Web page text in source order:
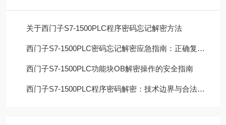
关于西门子S7-1500PLC程序密码忘记解密方法
西门子S7-1500PLC密码忘记解密应急指南：正确复位流程与数据取舍
西门子S7-1500PLC功能块OB解密操作的安全指南
西门子S7-1500PLC程序密码解密：技术边界与合法路径的深度解析